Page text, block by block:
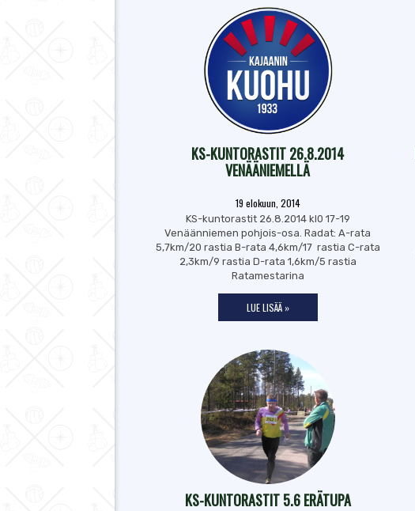
KS-KUNTORASTIT 26.8.2014
VENÄÄNIEMELLÄ
19 elokuun, 2014
KS-kuntorastit 26.8.2014 kl0 17-19
Venäänniemen pohjois-osa. Radat: A-rata
5,7km/20 rastia B-rata 4,6km/17 rastia C-rata
2,3km/9 rastia D-rata 1,6km/5 rastia
Ratamestarina
LUE LISÄÄ »
KS-KUNTORASTIT 5.6 ERÄTUPA